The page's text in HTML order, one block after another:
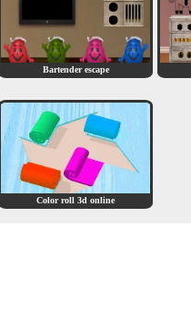
Bartender escape
Color roll 3d online